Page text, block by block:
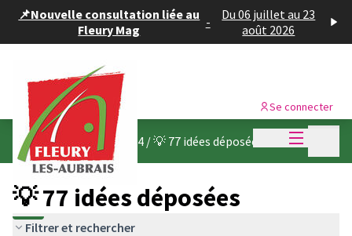
📌Nouvelle consultation liée au
Fleury Mag
-
Du 06 juillet au 23
août 2026
Menu
Se connecter
Budget participatif 2024 /💡 77 idées déposées
💡 77 idées déposées
Filtrer et rechercher
Panneau de gestion des cookies